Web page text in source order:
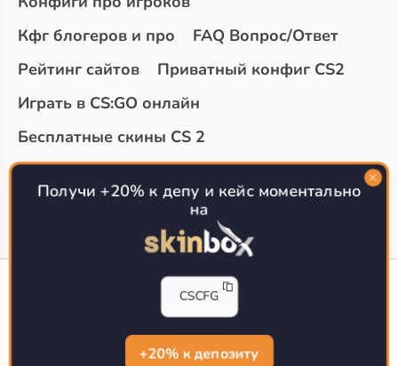
Кфг блогеров и про
FAQ Вопрос/Ответ
Рейтинг сайтов
Приватный конфиг CS2
Играть в CS:GO онлайн
Бесплатные скины CS 2
Топ сайтов с халявой КС 2
О проекте
CS-CONFIG.com © 2020-2026 г.
Политика конфиденциальности
Получи +20% к депу и кейс моментально
на
CSCFG
+20% к депозиту